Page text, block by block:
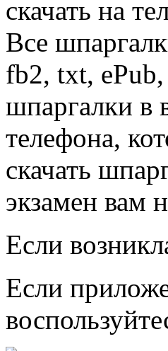
скачать на
Все
fb2, txt, ePub,
шпаргалки в
телефона,
скачать
экзамен вам
Если
Если